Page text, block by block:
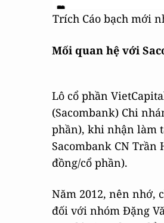
Trích Cáo bạch mới
Mối quan hệ với
Lô cổ phần
(Sacombank) Chi
phần), khi nhận làm
Sacombank CN
đồng/cổ phần).
Năm 2012, nên nhớ,
đối với nhóm Đặng